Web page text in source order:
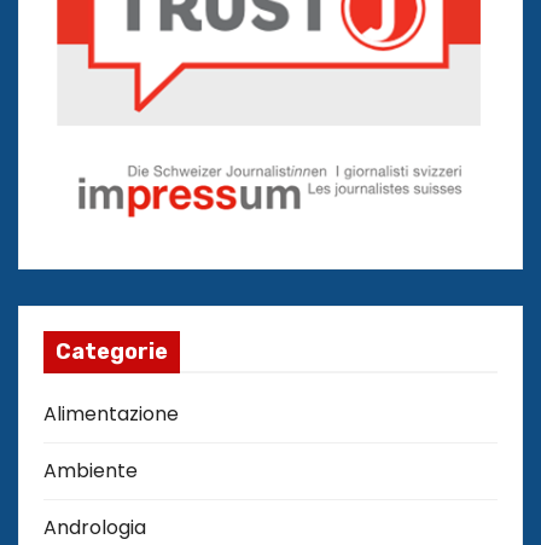
Categorie
Alimentazione
Ambiente
Andrologia